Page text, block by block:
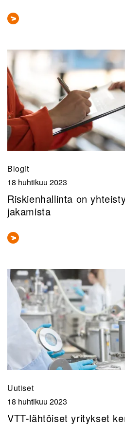
Blogit
18 huhtikuu 2023
Riskienhallinta on
jakamista
Uutiset
18 huhtikuu 2023
VTT-lähtöiset yritykset